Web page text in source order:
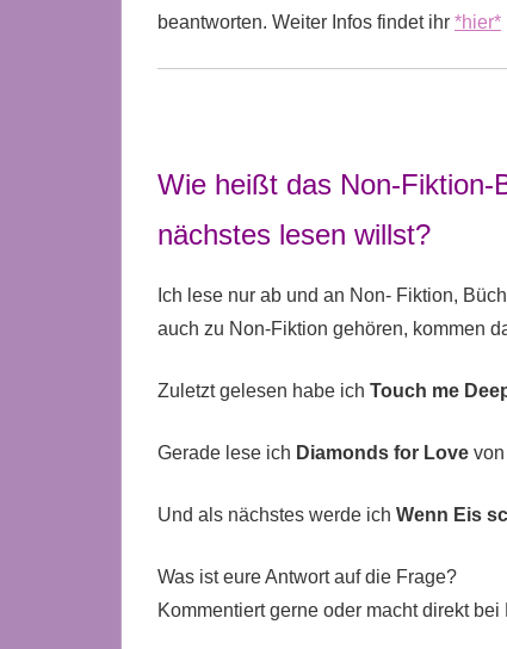
beantworten. Weiter Infos findet ihr *hier*
Wie heißt das Non-Fiktion-
nächstes lesen willst?
Ich lese nur ab und an Non- Fiktion,
auch zu Non-Fiktion gehören, kommen
Zuletzt gelesen habe ich Touch me
Gerade lese ich Diamonds for Love
Und als nächstes werde ich Wenn Eis
Was ist eure Antwort auf die Frage?
Kommentiert gerne oder macht direkt